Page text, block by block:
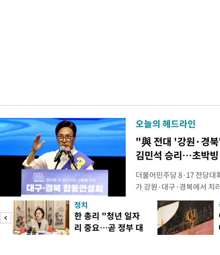
오늘의 헤드라인
"與 전대 '강원·경
김민석 승리…초박
더불어민주당 8·17 전당대
가 강원·대구·경북에서 치
48.54%(1만8977표)를 얻
를 1622표(4.14%p) 차로
·인천 권리당원 투표에서
적 합산(가중치 미반영)에
정치
한 총리 "청년 일자
리 중요…곧 정부 대